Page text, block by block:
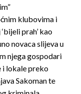
klubovima i
prah’ kao
novaca slijeva u
njega gospodari
i lokale preko
Sakoman te